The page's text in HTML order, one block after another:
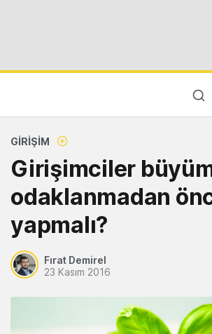
GIRIŞIM
Girişimciler
odaklanmadan
yapmalı?
Fırat Demirel
23 Kasım 2016